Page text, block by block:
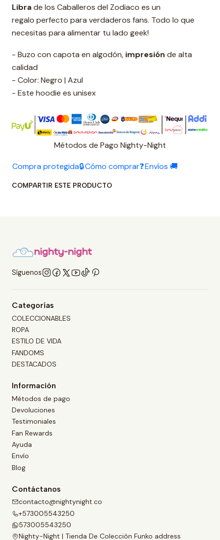
Librade los Caballeros del Zodiaco es un
regalo perfecto para verdaderos fans. Todo lo que
necesitas para alimentar tu lado geek!
- Buzo con capota en algodón, impresión de alta
calidad
- Color: Negro | Azul
- Este hoodie es unisex
Métodos de Pago Nighty-Night
Compra protegida🔒Cómo comprar❓Envíos 🚚
COMPARTIR ESTE PRODUCTO
Síguenos
Categorías
COLECCIONABLES
ROPA
ESTILO DE VIDA
FANDOMS
DESTACADOS
Información
Métodos de pago
Devoluciones
Testimoniales
Fan Rewards
Ayuda
Envío
Blog
Contáctanos
contacto@nightynight.co
+573005543250
573005543250
Nighty-Night | Tienda De Colección Funko address